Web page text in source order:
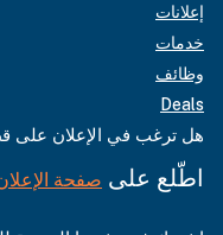
إعلانات
خدمات
وظائف
Deals
هل ترغب في الإعلان على
اطّلع على صفحة